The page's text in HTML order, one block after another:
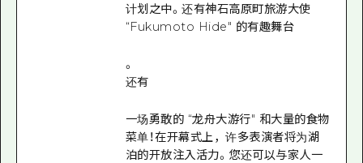
计划之中。还有神石高原町旅游大使
“Fukumoto Hide" 的有趣舞台
。
还有
一场勇敢的 “龙舟大游行" 和大量的食物
菜单！在开幕式上，许多表演者将为湖
泊的开放注入活力。您还可以与家人一